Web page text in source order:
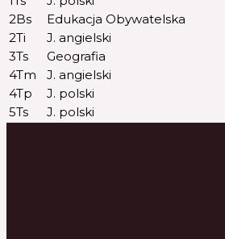
2Bs
Edukacja Obywatelska
2Ti
J. angielski
3Ts
Geografia
4Tm
J. angielski
4Tp
J. polski
5Ts
J. polski